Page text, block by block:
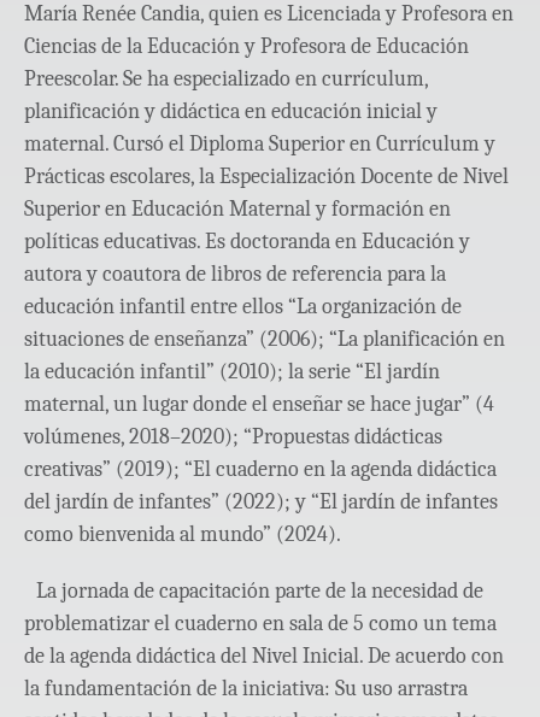
María Renée Candia, quien es Licenciada y Profesora en
Ciencias de la Educación y Profesora de Educación
Preescolar. Se ha especializado en currículum,
planificación y didáctica en educación inicial y
maternal. Cursó el Diploma Superior en Currículum y
Prácticas escolares, la Especialización Docente de Nivel
Superior en Educación Maternal y formación en
políticas educativas. Es doctoranda en Educación y
autora y coautora de libros de referencia para la
educación infantil entre ellos “La organización de
situaciones de enseñanza” (2006); “La planificación en
la educación infantil” (2010); la serie “El jardín
maternal, un lugar donde el enseñar se hace jugar” (4
volúmenes, 2018–2020); “Propuestas didácticas
creativas” (2019); “El cuaderno en la agenda didáctica
del jardín de infantes” (2022); y “El jardín de infantes
como bienvenida al mundo” (2024).
La jornada de capacitación parte de la necesidad de
problematizar el cuaderno en sala de 5 como un tema
de la agenda didáctica del Nivel Inicial. De acuerdo con
la fundamentación de la iniciativa: Su uso arrastra